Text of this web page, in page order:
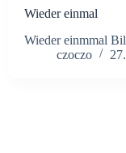
Wieder einmal
Wieder einmmal
czoczo